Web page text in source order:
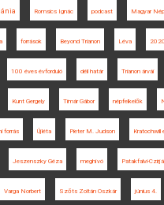
Romsics Ignác podcast Magyar
források Beyond Trianon Léva 2020
100 éves évforduló déli határ Trianon árvái
Kunt Gergely Timár Gábor népfelkelők
forrás Újléta Pieter M. Judson Kratochwill
Jeszenszky Géza meghívó Patakfalvi-
Varga Norbert Szőts Zoltán Oszkár június 4.